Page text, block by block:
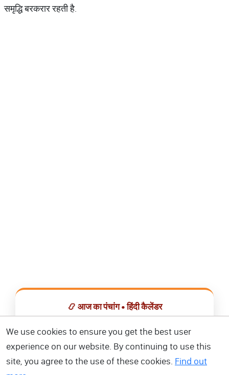
समृद्धि बरकरार रहती है.
📿 आज का पंचांग • हिंदी कैलेंडर
📅 हिंदी कैलेंडर ऐप डाउनलोड करें
We use cookies to ensure you get the best user
experience on our website. By continuing to use this
site, you agree to the use of these cookies. Find out